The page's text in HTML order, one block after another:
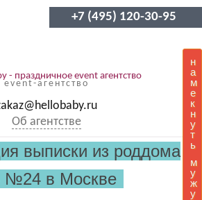
+7 (495) 120-30-95
event-агентство
Об агентстве
н
а
м
е
к
н
у
т
ь
м
у
ж
у
выписки из роддома
№24 в Москве